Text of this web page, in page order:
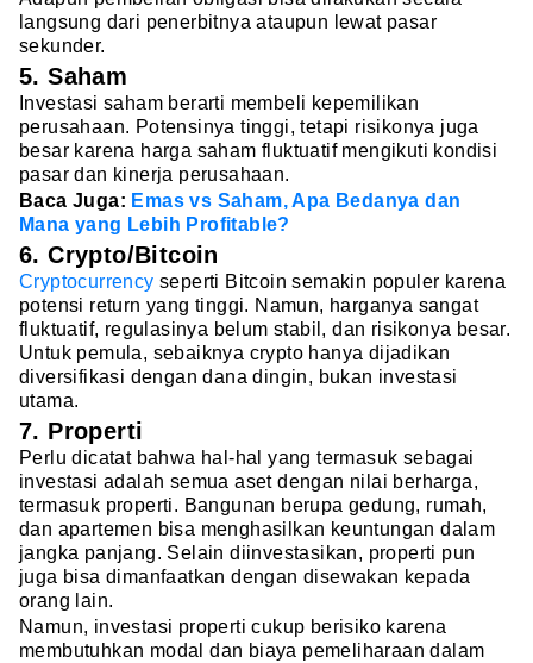
langsung dari penerbitnya ataupun lewat pasar
sekunder.
5. Saham
Investasi saham berarti membeli kepemilikan
perusahaan. Potensinya tinggi, tetapi risikonya juga
besar karena harga saham fluktuatif mengikuti kondisi
pasar dan kinerja perusahaan.
Baca Juga: Emas vs Saham, Apa Bedanya dan
Mana yang Lebih Profitable?
6. Crypto/Bitcoin
Cryptocurrency seperti Bitcoin semakin populer karena
potensi return yang tinggi. Namun, harganya sangat
fluktuatif, regulasinya belum stabil, dan risikonya besar.
Untuk pemula, sebaiknya crypto hanya dijadikan
diversifikasi dengan dana dingin, bukan investasi
utama.
7. Properti
Perlu dicatat bahwa hal-hal yang termasuk sebagai
investasi adalah semua aset dengan nilai berharga,
termasuk properti. Bangunan berupa gedung, rumah,
dan apartemen bisa menghasilkan keuntungan dalam
jangka panjang. Selain diinvestasikan, properti pun
juga bisa dimanfaatkan dengan disewakan kepada
orang lain.
Namun, investasi properti cukup berisiko karena
membutuhkan modal dan biaya pemeliharaan dalam